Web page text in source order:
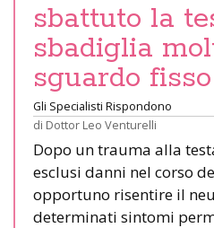
sbattuto la
sbadiglia
sguardo fisso
Gli Specialisti Rispondono
di Dottor Leo Venturelli
Dopo un trauma alla
esclusi danni nel corso
opportuno risentire il
determinati sintomi